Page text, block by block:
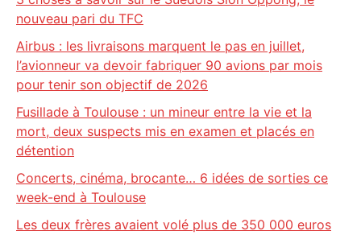
nouveau pari du TFC
Airbus : les livraisons marquent le pas en juillet,
l’avionneur va devoir fabriquer 90 avions par mois
pour tenir son objectif de 2026
Fusillade à Toulouse : un mineur entre la vie et la
mort, deux suspects mis en examen et placés en
détention
Concerts, cinéma, brocante… 6 idées de sorties ce
week-end à Toulouse
Les deux frères avaient volé plus de 350 000 euros